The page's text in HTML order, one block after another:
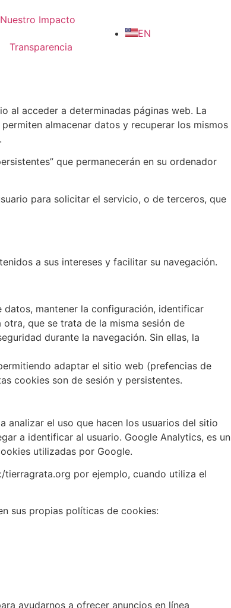
Nuestro Impacto
Transparencia
EN
al acceder a determinadas páginas web. La
almacenar datos y recuperar los mismos
que permanecerán en su ordenador
para solicitar el servicio, o de terceros, que
a sus intereses y facilitar su navegación.
mantener la configuración, identificar
que se trata de la misma sesión de
durante la navegación. Sin ellas, la
adaptar el sitio web (prefencias de
cookies son de sesión y persistentes.
analizar el uso que hacen los usuarios del sitio
a identificar al usuario. Google Analytics, es un
utilizadas por Google.
tierragrata.org por ejemplo, cuando utiliza el
sus propias políticas de cookies:
ayudarnos a ofrecer anuncios en línea